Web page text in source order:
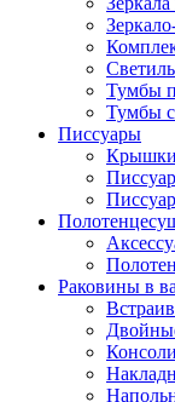
Тумбы
Тумбы
Писсуары
Крышки
Раковины в
Консоли